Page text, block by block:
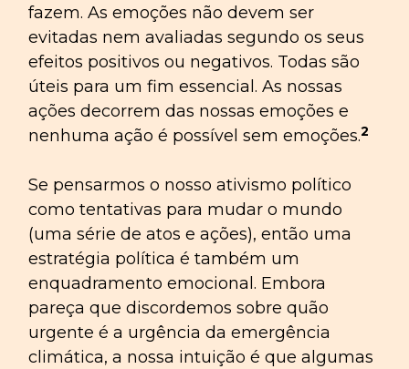
fazem. As emoções não devem ser
evitadas nem avaliadas segundo os seus
efeitos positivos ou negativos. Todas são
úteis para um fim essencial. As nossas
ações decorrem das nossas emoções e
nenhuma ação é possível sem emoções.2
Se pensarmos o nosso ativismo político
como tentativas para mudar o mundo
(uma série de atos e ações), então uma
estratégia política é também um
enquadramento emocional. Embora
pareça que discordemos sobre quão
urgente é a urgência da emergência
climática, a nossa intuição é que algumas